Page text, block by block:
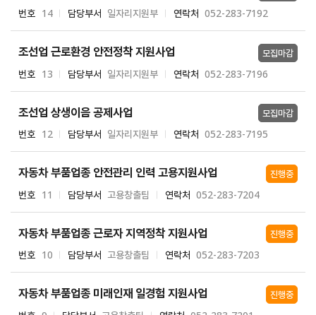
번호 14 담당부서 일자리지원부 연락처 052-283-7192
조선업 근로환경 안전정착 지원사업
번호 13 담당부서 일자리지원부 연락처 052-283-7196
모집마감
조선업 상생이음 공제사업
번호 12 담당부서 일자리지원부 연락처 052-283-7195
모집마감
자동차 부품업종 안전관리 인력 고용지원사업
번호 11 담당부서 고용창출팀 연락처 052-283-7204
진행중
자동차 부품업종 근로자 지역정착 지원사업
번호 10 담당부서 고용창출팀 연락처 052-283-7203
진행중
자동차 부품업종 미래인재 일경험 지원사업 진행중